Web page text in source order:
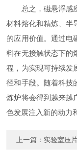
总之，磁悬浮感应
材料熔化和精炼、半
的应用价值。通过电
料在无接触状态下的
程，为实现可持续发
径和手段。随着科技
炼炉将会得到越来越
色发展注入新的动力
上一篇： 实验室压